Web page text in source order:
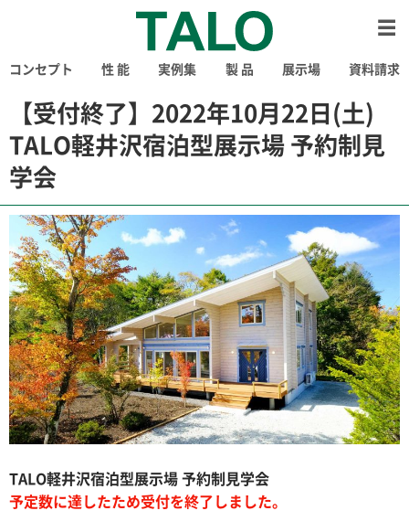
コンセプト 性 能 実例集 製 品 展示場 資料請求
【受付終了】2022年10月22日(土)
TALO軽井沢宿泊型展示場 予約制見
学会
TALO軽井沢宿泊型展示場 予約制見学会
予定数に達したため受付を終了しました。